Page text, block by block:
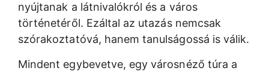
nyújtanak a látnivalókról és a város
történetéről. Ezáltal az utazás nemcsak
szórakoztatóvá, hanem tanulságossá is válik.
Mindent egybevetve, egy városnéző túra a